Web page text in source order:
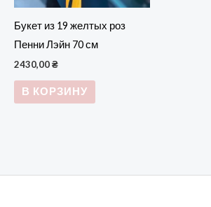
Букет из 19 желтых роз
Пенни Лэйн 70 см
2430,00₴
В КОРЗИНУ